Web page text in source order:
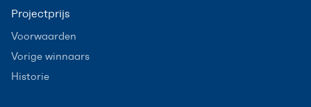
Projectprijs
Voorwaarden
Vorige winnaars
Historie